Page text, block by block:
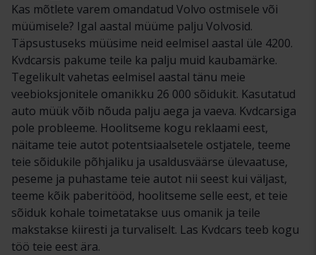
Kas mõtlete varem omandatud Volvo ostmisele või
müümisele? Igal aastal müüme palju Volvosid.
Täpsustuseks müüsime neid eelmisel aastal üle 4200.
Kvdcarsis pakume teile ka palju muid kaubamärke.
Tegelikult vahetas eelmisel aastal tänu meie
veebioksjonitele omanikku 26 000 sõidukit. Kasutatud
auto müük võib nõuda palju aega ja vaeva. Kvdcarsiga
pole probleeme. Hoolitseme kogu reklaami eest,
näitame teie autot potentsiaalsetele ostjatele, teeme
teie sõidukile põhjaliku ja usaldusväärse ülevaatuse,
peseme ja puhastame teie autot nii seest kui väljast,
teeme kõik paberitööd, hoolitseme selle eest, et teie
sõiduk kohale toimetatakse uus omanik ja teile
makstakse kiiresti ja turvaliselt. Las Kvdcars teeb kogu
töö teie eest ära.